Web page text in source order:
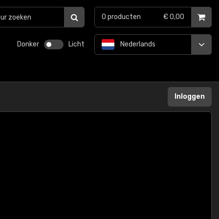
Donker Licht Nederlands
0 producten € 0,00
Inloggen